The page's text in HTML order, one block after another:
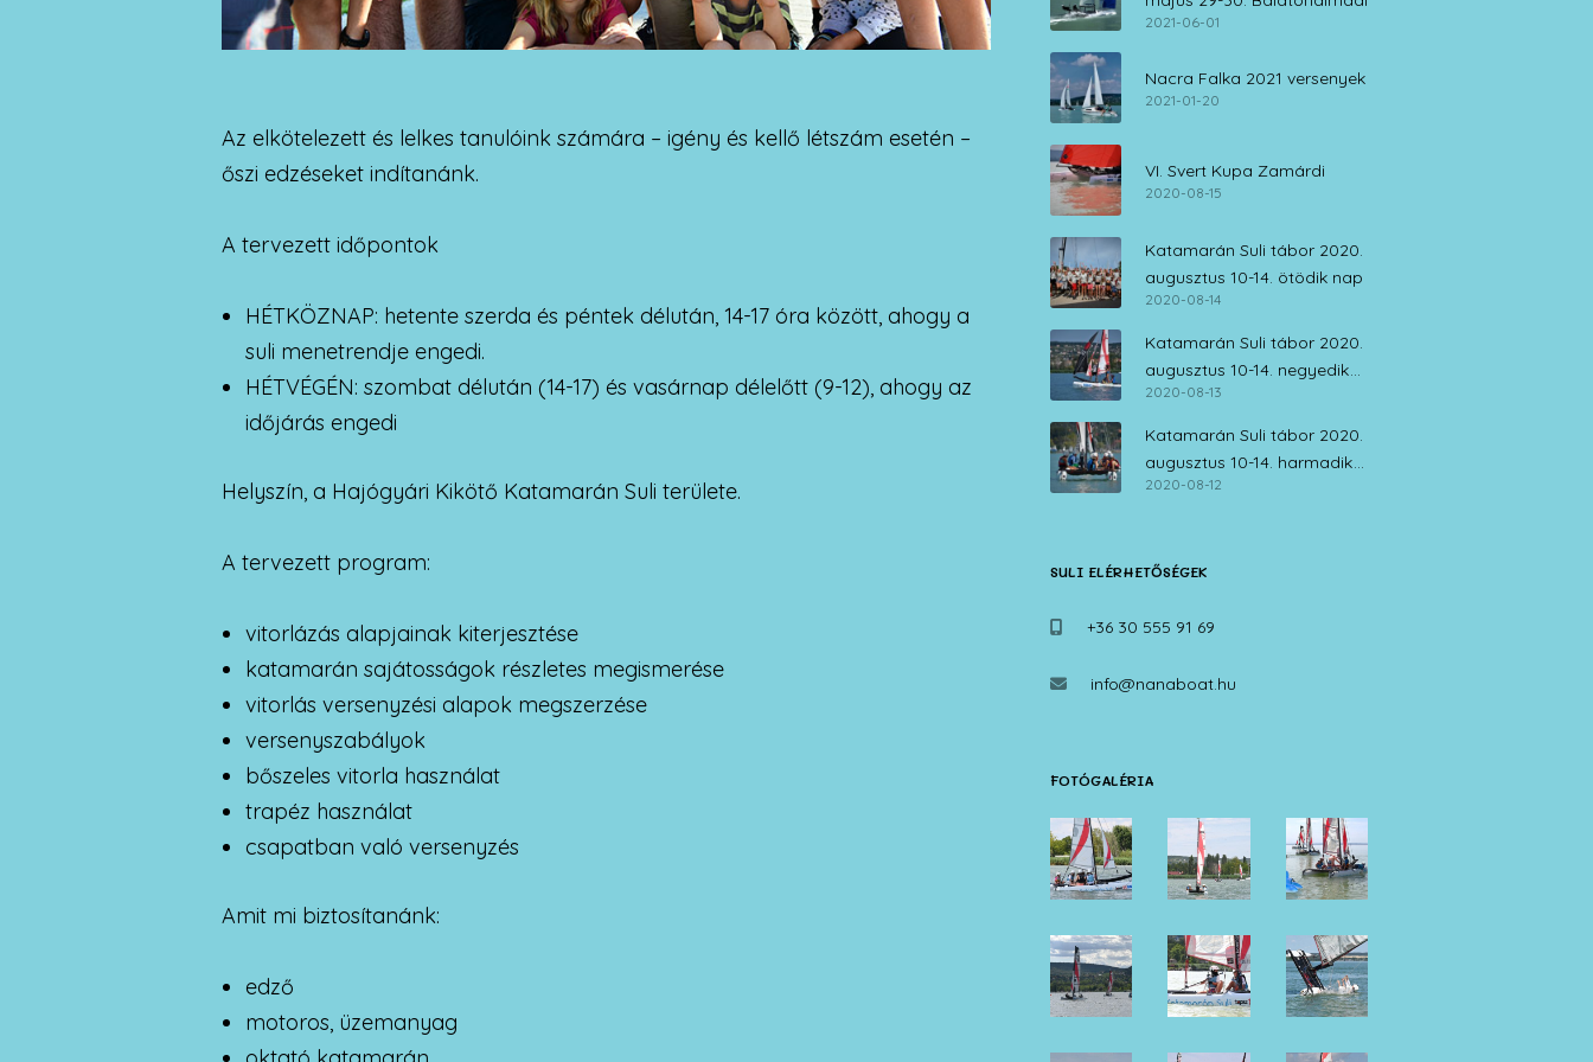
Az elkötelezett és lelkes tanulóink számára – igény és kellő létszám esetén –
őszi edzéseket indítanánk.
A tervezett időpontok
HÉTKÖZNAP: hetente szerda és péntek délután, 14-17 óra között, ahogy a
suli menetrendje engedi.
HÉTVÉGÉN: szombat délután (14-17) és vasárnap délelőtt (9-12), ahogy az
időjárás engedi
Helyszín, a Hajógyári Kikötő Katamarán Suli területe.
A tervezett program:
vitorlázás alapjainak kiterjesztése
katamarán sajátosságok részletes megismerése
vitorlás versenyzési alapok megszerzése
versenyszabályok
bőszeles vitorla használat
trapéz használat
csapatban való versenyzés
Amit mi biztosítanánk:
edző
motoros, üzemanyag
2021-06-01
Nacra Falka 2021 versenyek
2021-01-20
VI. Svert Kupa Zamárdi
2020-08-15
Katamarán Suli tábor 2020.
augusztus 10-14. ötödik nap
2020-08-14
Katamarán Suli tábor 2020.
augusztus 10-14. negyedik
nap
2020-08-13
Katamarán Suli tábor 2020.
augusztus 10-14. harmadik
nap
2020-08-12
SULI ELÉRHETŐSÉGEK
+36 30 555 91 69
info@nanaboat.hu
FOTÓGALÉRIA